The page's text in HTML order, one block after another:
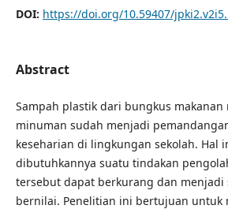
DOI: https://doi.org/10.59407/
Abstract
Sampah plastik dari bungkus
minuman sudah menjadi
keseharian di lingkungan sekolah. Hal
dibutuhkannya suatu tindakan
tersebut dapat berkurang dan menjadi
bernilai. Penelitian ini bertujuan untuk